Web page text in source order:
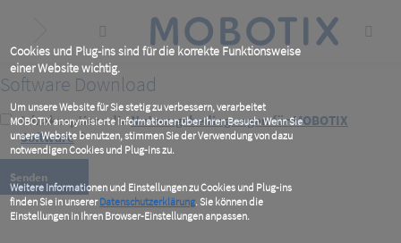
Cookies und Plug-ins sind für die korrekte Funktionsweise
einer Website wichtig.
Um unsere Website für Sie stetig zu verbessern, verarbeitet
MOBOTIX anonymisierte Informationen über Ihren Besuch. Wenn Sie
unsere Website benutzen, stimmen Sie der Verwendung von dazu
notwendigen Cookies und Plug-ins zu.
Weitere Informationen und Einstellungen zu Cookies und Plug-ins
finden Sie in unsererDatenschutzerklärung. Sie können die
Einstellungen in Ihren Browser-Einstellungen anpassen.
content
Software Download
Ich akzeptiere dieNutzungsbedingungen für MOBOTIX
Software*